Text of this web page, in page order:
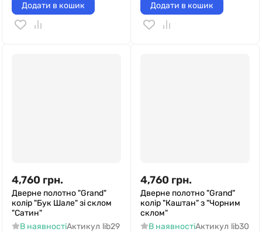
Додати в кошик Додати в кошик
4,760 грн.
Дверне полотно "Grand"
колір "Бук Шале" зі склом
"Сатин"
В наявностіАктикул lib29
4,760 грн.
Дверне полотно "Grand"
колір "Каштан" з "Чорним
склом"
В наявностіАктикул lib30